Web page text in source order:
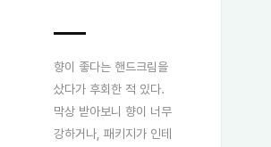
향이 좋다는 핸드크림을
샀다가 후회한 적 있다.
막상 받아보니 향이 너무
강하거나, 패키지가 인테